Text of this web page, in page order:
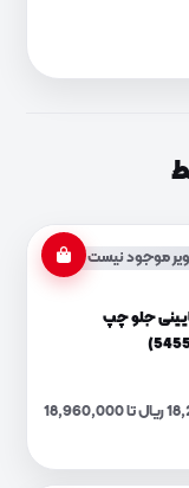
موجود نیست
جلو چپ
از 18,220,000 ریال تا 18,960,000